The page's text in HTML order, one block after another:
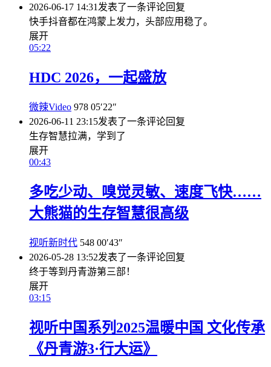
2026-06-17 14:31发表了一条评论回复
快手抖音都在鸿蒙上发力，头部应用稳了。
展开
05:22
HDC 2026，一起盛放
微辣Video 978 05′22″
2026-06-11 23:15发表了一条评论回复
生存智慧拉满，学到了
展开
00:43
多吃少动、嗅觉灵敏、速度飞快……
大熊猫的生存智慧很高级
视听新时代 548 00′43″
2026-05-28 13:52发表了一条评论回复
终于等到丹青游第三部！
展开
03:15
视听中国系列2025温暖中国 文化传承
《丹青游3·行大运》